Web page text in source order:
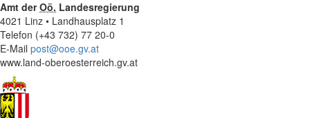
Amt derOö. Landesregierung
4021 Linz • Landhausplatz 1
Telefon (+43 732) 77 20-0
E-Mail post@ooe.gv.at
www.land-oberoesterreich.gv.at